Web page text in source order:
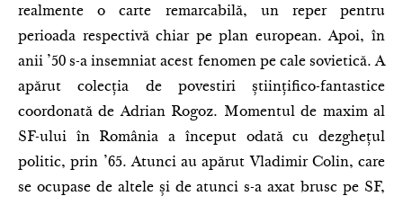
realmente o carte remarcabilă, un reper pentru
perioada respectivă chiar pe plan european. Apoi, în
anii ’50 s-a insemniat acest fenomen pe cale sovietică. A
apărut colecția de povestiri științifico-fantastice
coordonată de Adrian Rogoz. Momentul de maxim al
SF-ului în România a început odată cu dezghețul
politic, prin ’65. Atunci au apărut Vladimir Colin, care
se ocupase de altele și de atunci s-a axat brusc pe SF,